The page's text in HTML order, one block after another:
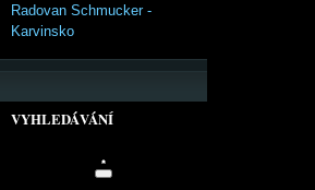
Radovan Schmucker -
Karvinsko
VYHLEDÁVÁNÍ